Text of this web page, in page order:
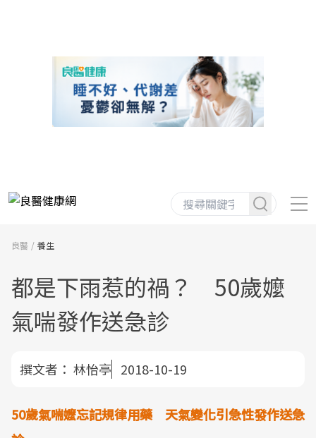
良醫 養生
都是下雨惹的禍？ 50歲嬤
氣喘發作送急診
撰文者： 林怡亭 2018-10-19
50歲氣喘嬤忘記規律用藥 天氣變化引急性發作送急